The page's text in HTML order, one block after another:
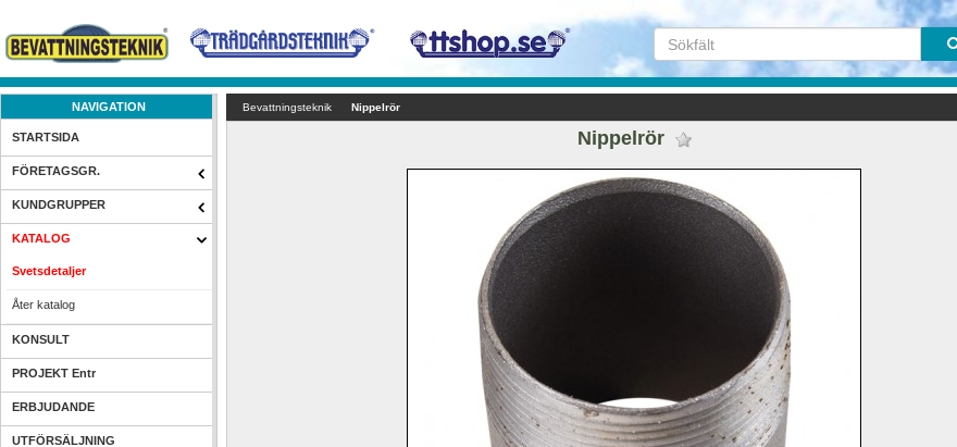
NAVIGATION
STARTSIDA
FÖRETAGSGR.
KUNDGRUPPER
KATALOG
Svetsdetaljer
Åter katalog
KONSULT
PROJEKT Entr
ERBJUDANDE
UTFÖRSÄLJNING
Bevattningsteknik Nippelrör
Nippelrör